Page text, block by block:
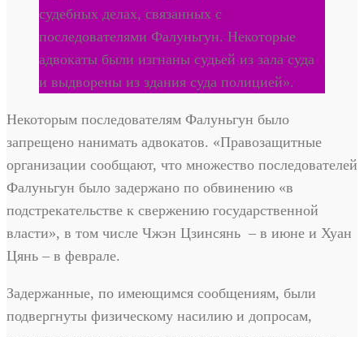
судебных делах, связанных с
последователями Фалуньгун. Некоторые
адвокаты были изгнаны судьей из зала суда
и выдворены из здания суда полицией».
Некоторым последователям Фалуньгун было
запрещено нанимать адвокатов. «Правозащитные
организации сообщают, что множество последователей
Фалуньгун было задержано по обвинению «в
подстрекательстве к свержению государственной
власти», в том числе Чжэн Цзинсянь – в июне и Хуан
Цянь – в феврале.
Задержанные, по имеющимся сообщениям, были
подвергнуты физическому насилию и допросам,